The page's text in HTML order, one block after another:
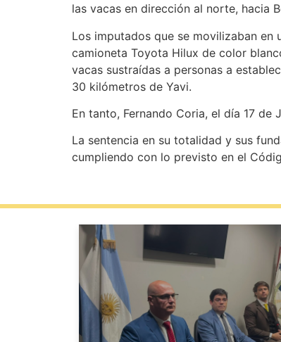
las vacas en dirección al norte, hacia
Los imputados que se movilizaban en
camioneta Toyota Hilux de color
vacas sustraídas a personas a
30 kilómetros de Yavi.
En tanto, Fernando Coria, el día 17 de
La sentencia en su totalidad y sus
cumpliendo con lo previsto en el